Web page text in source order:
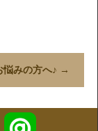
悩みの方へ♪ →